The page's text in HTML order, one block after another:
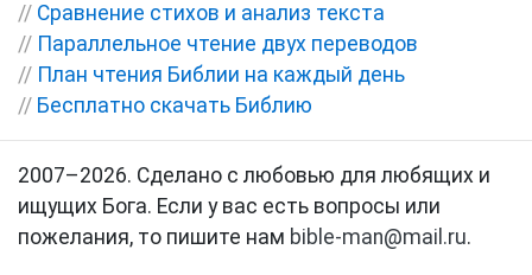
// Сравнение стихов и анализ текста
// Параллельное чтение двух переводов
// План чтения Библии на каждый день
// Бесплатно скачать Библию
2007–2026. Сделано с любовью для любящих и
ищущих Бога. Если у вас есть вопросы или
пожелания, то пишите нам bible-man@mail.ru.